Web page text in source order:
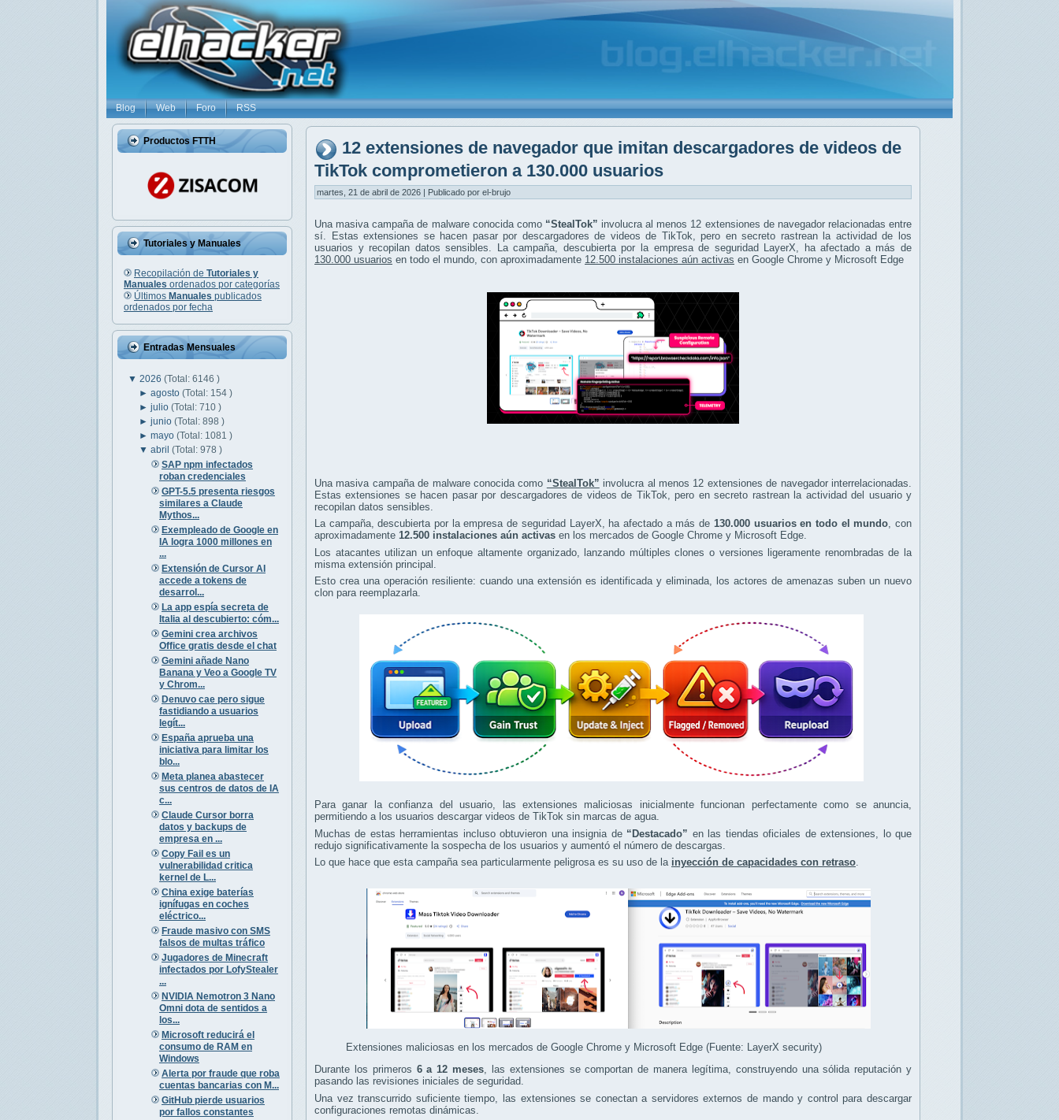
Blog Web Foro RSS
Productos FTTH
Tutoriales y Manuales
Recopilación de Tutoriales y
Manuales ordenados por categorías
Últimos Manuales publicados
ordenados por fecha
Entradas Mensuales
▼ 2026 (Total: 6146 )
►agosto(Total: 154 )
►julio(Total: 710 )
►junio(Total: 898 )
►mayo(Total: 1081 )
▼abril(Total: 978 )
SAP npm infectados
roban credenciales
GPT-5.5 presenta riesgos
similares a Claude
Mythos...
Exempleado de Google en
IA logra 1000 millones en
...
Extensión de Cursor AI
accede a tokens de
desarrol...
La app espía secreta de
Italia al descubierto: cóm...
Gemini crea archivos
Office gratis desde el chat
Gemini añade Nano
Banana y Veo a Google TV
y Chrom...
Denuvo cae pero sigue
fastidiando a usuarios
legít...
España aprueba una
iniciativa para limitar los
blo...
Meta planea abastecer
sus centros de datos de IA
c...
Claude Cursor borra
datos y backups de
empresa en ...
Copy Fail es un
vulnerabilidad critica
kernel de L...
China exige baterías
ignífugas en coches
eléctrico...
Fraude masivo con SMS
falsos de multas tráfico
Jugadores de Minecraft
infectados por LofyStealer
...
NVIDIA Nemotron 3 Nano
Omni dota de sentidos a
los...
Microsoft reducirá el
consumo de RAM en
Windows
Alerta por fraude que roba
cuentas bancarias con M...
GitHub pierde usuarios
por fallos constantes
12 extensiones de navegador que imitan descargadores de videos de
TikTok comprometieron a 130.000 usuarios
martes, 21 de abril de 2026 | Publicado por el-brujo
Una masiva campaña de malware conocida como “StealTok” involucra al menos 12 extensiones de navegador relacionadas entre
sí. Estas extensiones se hacen pasar por descargadores de videos de TikTok, pero en secreto rastrean la actividad de los
usuarios y recopilan datos sensibles. La campaña, descubierta por la empresa de seguridad LayerX, ha afectado a más de
130.000 usuarios en todo el mundo, con aproximadamente 12.500 instalaciones aún activas en Google Chrome y Microsoft Edge
Una masiva campaña de malware conocida como “StealTok” involucra al menos 12 extensiones de navegador interrelacionadas.
Estas extensiones se hacen pasar por descargadores de videos de TikTok, pero en secreto rastrean la actividad del usuario y
recopilan datos sensibles.
La campaña, descubierta por la empresa de seguridad LayerX, ha afectado a más de 130.000 usuarios en todo el mundo, con
aproximadamente 12.500 instalaciones aún activas en los mercados de Google Chrome y Microsoft Edge.
Los atacantes utilizan un enfoque altamente organizado, lanzando múltiples clones o versiones ligeramente renombradas de la
misma extensión principal.
Esto crea una operación resiliente: cuando una extensión es identificada y eliminada, los actores de amenazas suben un nuevo
clon para reemplazarla.
Para ganar la confianza del usuario, las extensiones maliciosas inicialmente funcionan perfectamente como se anuncia,
permitiendo a los usuarios descargar videos de TikTok sin marcas de agua.
Muchas de estas herramientas incluso obtuvieron una insignia de “Destacado” en las tiendas oficiales de extensiones, lo que
redujo significativamente la sospecha de los usuarios y aumentó el número de descargas.
Lo que hace que esta campaña sea particularmente peligrosa es su uso de la inyección de capacidades con retraso.
Extensiones maliciosas en los mercados de Google Chrome y Microsoft Edge (Fuente: LayerX security)
Durante los primeros 6 a 12 meses, las extensiones se comportan de manera legítima, construyendo una sólida reputación y
pasando las revisiones iniciales de seguridad.
Una vez transcurrido suficiente tiempo, las extensiones se conectan a servidores externos de mando y control para descargar
configuraciones remotas dinámicas.